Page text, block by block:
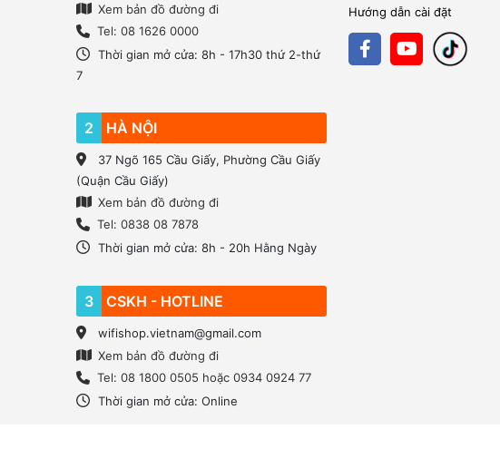
Xem bản đồ đường đi
Tel: 08 1626 0000
Thời gian mở cửa: 8h - 17h30 thứ 2-thứ
7
2 HÀ NỘI
37 Ngõ 165 Cầu Giấy, Phường Cầu Giấy
(Quận Cầu Giấy)
Xem bản đồ đường đi
Tel: 0838 08 7878
Thời gian mở cửa: 8h - 20h Hằng Ngày
3 CSKH - HOTLINE
wifishop.vietnam@gmail.com
Xem bản đồ đường đi
Tel: 08 1800 0505 hoặc 0934 0924 77
Thời gian mở cửa: Online
Hướng dẫn cài đặt